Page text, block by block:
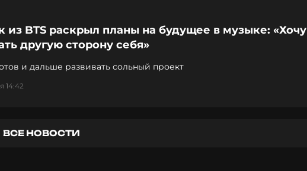
из BTS раскрыл планы на будущее в музыке: «Хочу
другую сторону себя»
и дальше развивать сольный проект
14:42
ВСЕ НОВОСТИ